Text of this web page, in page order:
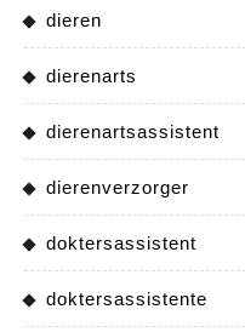
dieren
dierenarts
dierenartsassistent
dierenverzorger
doktersassistent
doktersassistente